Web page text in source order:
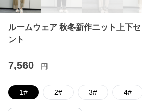
ルームウェア 秋冬新作ニット上下
ント
7,560 円
1# 2# 3# 4#